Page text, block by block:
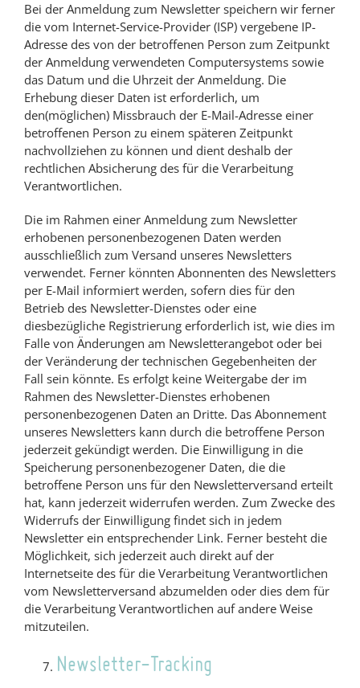
Bei der Anmeldung zum Newsletter speichern wir ferner
die vom Internet-Service-Provider (ISP) vergebene IP-
Adresse des von der betroffenen Person zum Zeitpunkt
der Anmeldung verwendeten Computersystems sowie
das Datum und die Uhrzeit der Anmeldung. Die
Erhebung dieser Daten ist erforderlich, um
den(möglichen) Missbrauch der E-Mail-Adresse einer
betroffenen Person zu einem späteren Zeitpunkt
nachvollziehen zu können und dient deshalb der
rechtlichen Absicherung des für die Verarbeitung
Verantwortlichen.
Die im Rahmen einer Anmeldung zum Newsletter
erhobenen personenbezogenen Daten werden
ausschließlich zum Versand unseres Newsletters
verwendet. Ferner könnten Abonnenten des Newsletters
per E-Mail informiert werden, sofern dies für den
Betrieb des Newsletter-Dienstes oder eine
diesbezügliche Registrierung erforderlich ist, wie dies im
Falle von Änderungen am Newsletterangebot oder bei
der Veränderung der technischen Gegebenheiten der
Fall sein könnte. Es erfolgt keine Weitergabe der im
Rahmen des Newsletter-Dienstes erhobenen
personenbezogenen Daten an Dritte. Das Abonnement
unseres Newsletters kann durch die betroffene Person
jederzeit gekündigt werden. Die Einwilligung in die
Speicherung personenbezogener Daten, die die
betroffene Person uns für den Newsletterversand erteilt
hat, kann jederzeit widerrufen werden. Zum Zwecke des
Widerrufs der Einwilligung findet sich in jedem
Newsletter ein entsprechender Link. Ferner besteht die
Möglichkeit, sich jederzeit auch direkt auf der
Internetseite des für die Verarbeitung Verantwortlichen
vom Newsletterversand abzumelden oder dies dem für
die Verarbeitung Verantwortlichen auf andere Weise
mitzuteilen.
Newsletter-Tracking